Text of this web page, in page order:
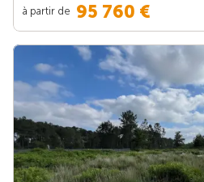
à partir de 95 760 €